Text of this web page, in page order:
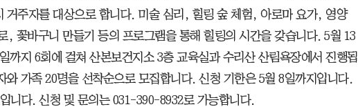
거주자를 대상으로 합니다. 미술 심리, 힐링 숲 체험, 아로마 요가, 영양
, 꽃바구니 만들기 등의 프로그램을 통해 힐링의 시간을 갖습니다. 5월 13
까지 6회에 걸쳐 산본보건지소 3층 교육실과 수리산 산림욕장에서 진행됩
와 가족 20명을 선착순으로 모집합니다. 신청 기한은 5월 8일까지입니다.
니다. 신청 및 문의는 031-390-8932로 가능합니다.